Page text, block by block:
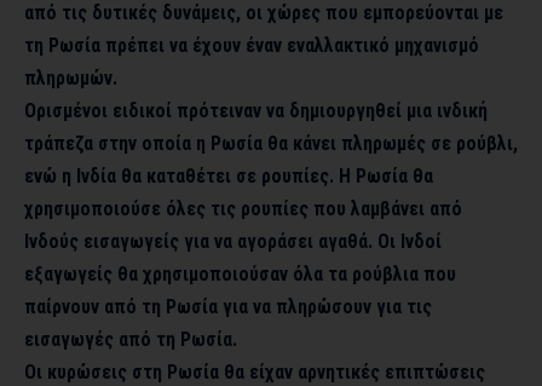
από τις δυτικές δυνάμεις, οι χώρες που εμπορεύονται με
τη Ρωσία πρέπει να έχουν έναν εναλλακτικό μηχανισμό
πληρωμών.
Ορισμένοι ειδικοί πρότειναν να δημιουργηθεί μια ινδική
τράπεζα στην οποία η Ρωσία θα κάνει πληρωμές σε ρούβλι,
ενώ η Ινδία θα καταθέτει σε ρουπίες. Η Ρωσία θα
χρησιμοποιούσε όλες τις ρουπίες που λαμβάνει από
Ινδούς εισαγωγείς για να αγοράσει αγαθά. Οι Ινδοί
εξαγωγείς θα χρησιμοποιούσαν όλα τα ρούβλια που
παίρνουν από τη Ρωσία για να πληρώσουν για τις
εισαγωγές από τη Ρωσία.
Οι κυρώσεις στη Ρωσία θα είχαν αρνητικές επιπτώσεις